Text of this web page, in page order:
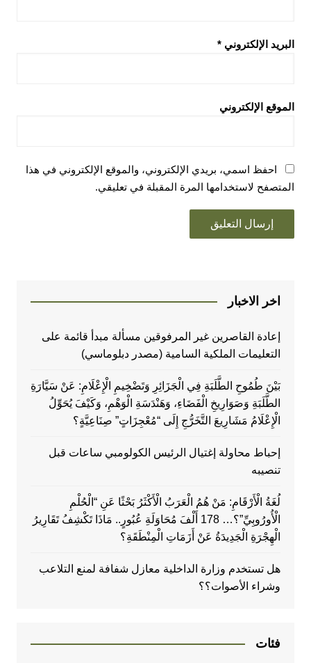
البريد الإلكتروني *
الموقع الإلكتروني
احفظ اسمي، بريدي الإلكتروني، والموقع الإلكتروني في هذا
المتصفح لاستخدامها المرة المقبلة في تعليقي.
اخر الاخبار
إعادة القاصرين غير المرفوقين مسألة مبدأ قائمة على
التعليمات الملكية السامية (مصدر دبلوماسي)
بَيْنَ طُمُوحِ الطَّلَبَةِ فِي الْجَزَائِرِ وَتَضْخِيمِ الْإِعْلَامِ: عَنْ سَيَّارَةِ
الطَّلَبَةِ وَصَوَارِيخِ الْفَضَاءِ، وَهَنْدَسَةِ الْوَهْمِ، وَكَيْفَ يُحَوِّلُ
الْإِعْلَامُ مَشَارِيعَ التَّخَرُّجِ إِلَى “مُعْجِزَاتٍ” صِنَاعِيَّةٍ؟
إحباط محاولة إغتيال الرئيس الكولومبي ساعات قبل
تنصيبه
لُغَةُ الْأَرْقَامِ: مَنْ هُمُ الْعَرَبُ الْأَكْثَرُ بَحْثًا عَنِ “الْحُلْمِ
الْأُورُوبِيِّ”؟… 178 أَلْفَ مُحَاوَلَةِ عُبُورٍ.. مَاذَا تَكْشِفُ تَقَارِيرُ
الْهِجْرَةِ الْجَدِيدَةُ عَنْ أَزَمَاتِ الْمِنْطَقَةِ؟
هل تستخدم وزارة الداخلية معازل شفافة لمنع التلاعب
وشراء الأصوات؟؟
فئات